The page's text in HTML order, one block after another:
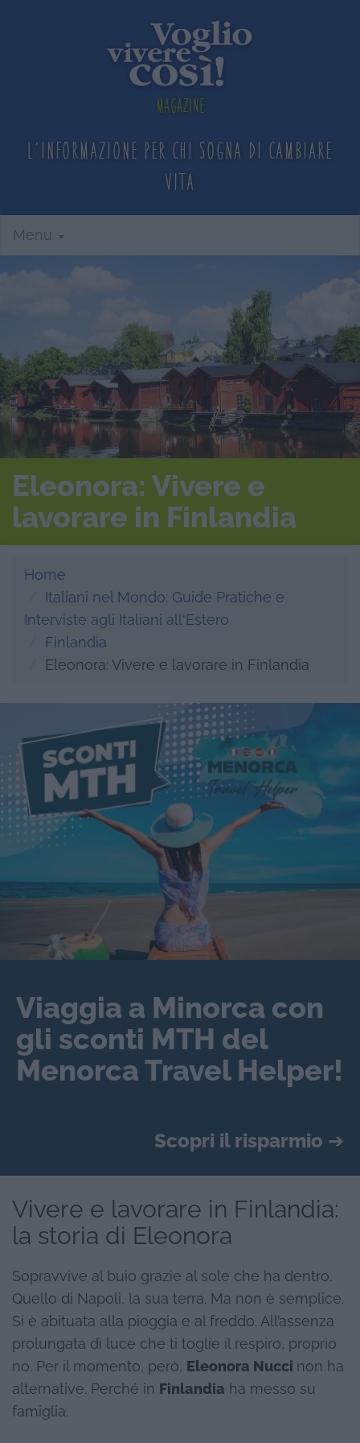
Magazine
L'informazione per chi sogna di cambiare
vita
Menu
Eleonora: Vivere e
lavorare in Finlandia
Home
Italiani nel Mondo: Guide Pratiche e
Interviste agli Italiani all'Estero
Finlandia
Eleonora: Vivere e lavorare in Finlandia
Viaggia a Minorca con
gli sconti MTH del
Menorca Travel Helper!
Scopri il risparmio ➔
Vivere e lavorare in Finlandia:
la storia di Eleonora
Sopravvive al buio grazie al sole che ha dentro.
Quello di Napoli, la sua terra. Ma non è semplice.
Si è abituata alla pioggia e al freddo. All’assenza
prolungata di luce che ti toglie il respiro, proprio
no. Per il momento, però, Eleonora Nucci non ha
alternative. Perché in Finlandia ha messo su
famiglia.